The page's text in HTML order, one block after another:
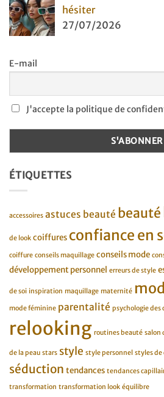
hésiter
27/07/2026
E-mail
J'accepte la politique de
ÉTIQUETTES
accessoires astuces beauté beauté
de look coiffures confiance en
coiffure conseils maquillage conseils mode
développement personnel erreurs de style
de soi inspiration maquillage maternité
mode féminine parentalité psychologie des
relooking routines beauté salon
de la peau stars style style personnel styles de
séduction tendances tendances
transformation transformation look équilibre